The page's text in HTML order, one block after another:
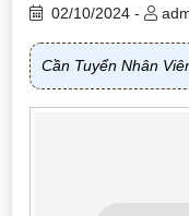
Cần thuê MBKD tại
Cần thuê MBKD tại
Cần thuê MBKD tại
Cần thuê MBKD tại
02/10/2024 -
Cần Tuyển Nhân